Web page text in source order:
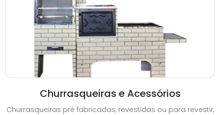
Churrasqueiras e Acessórios
Churrasqueiras pré fabricadas, revestidas ou para revestir,